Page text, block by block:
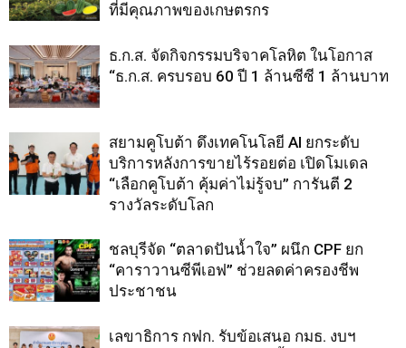
ที่มีคุณภาพของเกษตรกร
ธ.ก.ส. จัดกิจกรรมบริจาคโลหิต ในโอกาส
“ธ.ก.ส. ครบรอบ 60 ปี 1 ล้านซีซี 1 ล้านบาท
สยามคูโบต้า ดึงเทคโนโลยี AI ยกระดับ
บริการหลังการขายไร้รอยต่อ เปิดโมเดล
“เลือกคูโบต้า คุ้มค่าไม่รู้จบ” การันตี 2
รางวัลระดับโลก
ชลบุรีจัด “ตลาดปันน้ำใจ” ผนึก CPF ยก
“คาราวานซีพีเอฟ” ช่วยลดค่าครองชีพ
ประชาชน
เลขาธิการ กฟก. รับข้อเสนอ กมธ. งบฯ